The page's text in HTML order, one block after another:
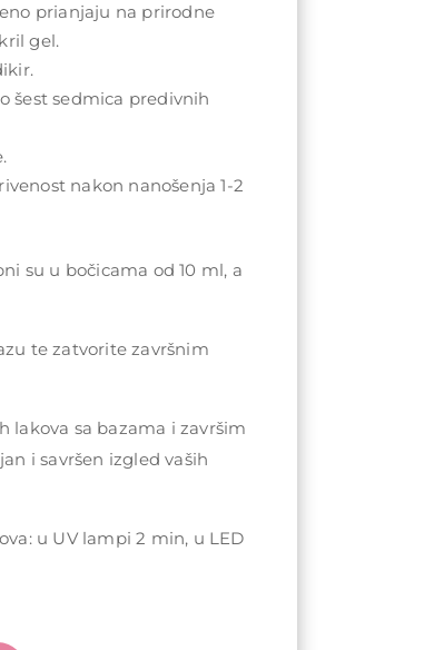
prianjaju na prirodne
gel.
šest sedmica predivnih
nakon nanošenja 1-2
su u bočicama od 10 ml, a
te zatvorite završnim
lakova sa bazama i završim
i savršen izgled vaših
u UV lampi 2 min, u LED